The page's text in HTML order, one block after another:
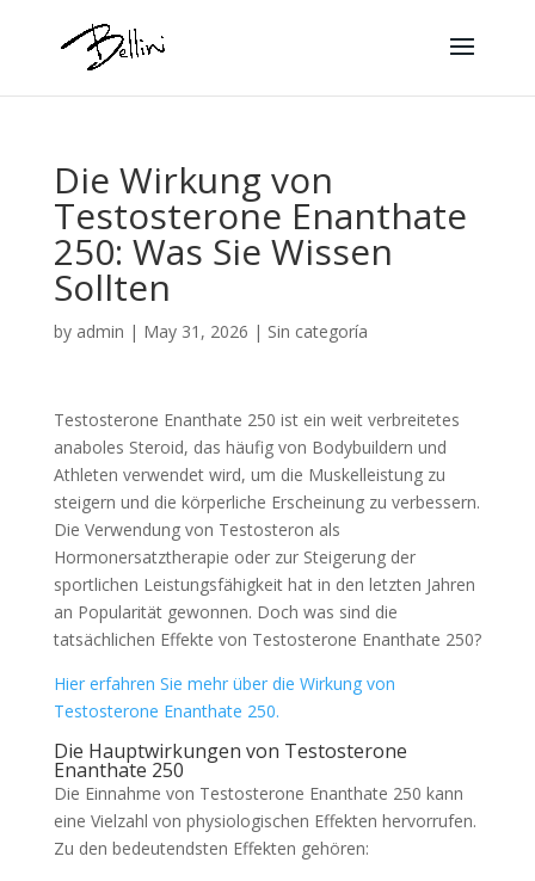
Die Wirkung von
Testosterone Enanthate
250: Was Sie Wissen
Sollten
by admin | May 31, 2026 | Sin categoría
Testosterone Enanthate 250 ist ein weit verbreitetes
anaboles Steroid, das häufig von Bodybuildern und
Athleten verwendet wird, um die Muskelleistung zu
steigern und die körperliche Erscheinung zu verbessern.
Die Verwendung von Testosteron als
Hormonersatztherapie oder zur Steigerung der
sportlichen Leistungsfähigkeit hat in den letzten Jahren
an Popularität gewonnen. Doch was sind die
tatsächlichen Effekte von Testosterone Enanthate 250?
Hier erfahren Sie mehr über die Wirkung von
Testosterone Enanthate 250.
Die Hauptwirkungen von Testosterone
Enanthate 250
Die Einnahme von Testosterone Enanthate 250 kann
eine Vielzahl von physiologischen Effekten hervorrufen.
Zu den bedeutendsten Effekten gehören: